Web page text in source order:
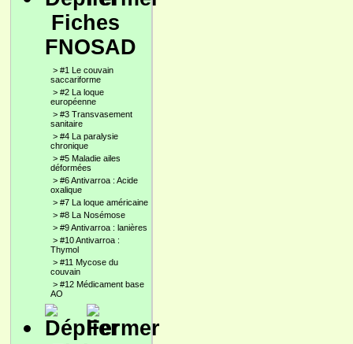
Fiches
FNOSAD
> #1 Le couvain
saccariforme
> #2 La loque
européenne
> #3 Transvasement
sanitaire
> #4 La paralysie
chronique
> #5 Maladie ailes
déformées
> #6 Antivarroa : Acide
oxalique
> #7 La loque américaine
> #8 La Nosémose
> #9 Antivarroa : lanières
> #10 Antivarroa :
Thymol
> #11 Mycose du
couvain
> #12 Médicament base
AO